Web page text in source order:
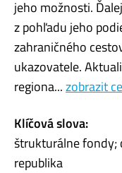
jeho možnosti.
z pohľadu jeho
zahraničného
ukazovatele.
regiona...zobrazit
Klíčová slova:
štrukturálne fondy;
republika